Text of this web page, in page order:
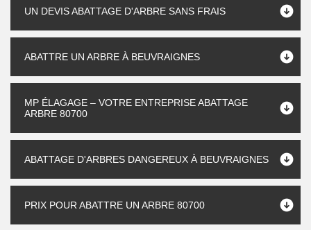
UN DEVIS ABATTAGE D'ARBRE SANS FRAIS
ABATTRE UN ARBRE À BEUVRAIGNES
MP ÉLAGAGE – VOTRE ENTREPRISE ABATTAGE
ARBRE 80700
ABATTAGE D'ARBRES DANGEREUX À BEUVRAIGNES
PRIX POUR ABATTRE UN ARBRE 80700